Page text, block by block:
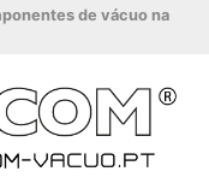
de vácuo na